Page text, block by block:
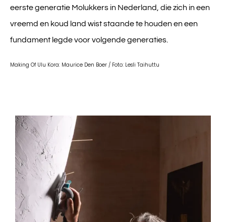
eerste generatie Molukkers in Nederland, die zich in een
vreemd en koud land wist staande te houden en een
fundament legde voor volgende generaties.
Making Of Ulu Kora: Maurice Den Boer / Foto: Lesli Taihuttu